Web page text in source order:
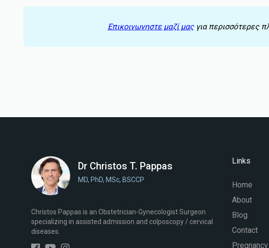
Επικοινωνηστε μαζί μαςγια περισσότερες
Dr Christos T. Pappas
MD, PhD, MSc, BSCCP
Christos Pappas is an Obstetrician-Gynecologist Surgeon
specializing in assisted admission and colposcopy / cervical
diseases.
Links
Home
About
Blog
Contact